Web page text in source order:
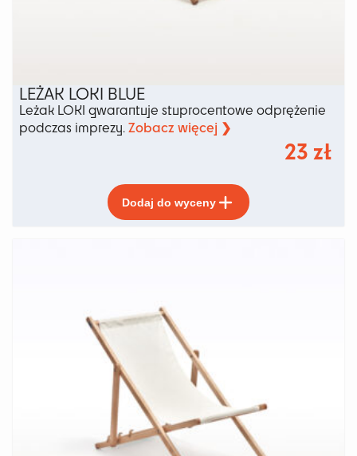
LEŻAK LOKI BLUE
Leżak LOKI gwarantuje stuprocentowe odprężenie
podczas imprezy.Zobacz więcej ❯
23 zł
Dodaj do wyceny
produkt
ma
na
stronie
produktu